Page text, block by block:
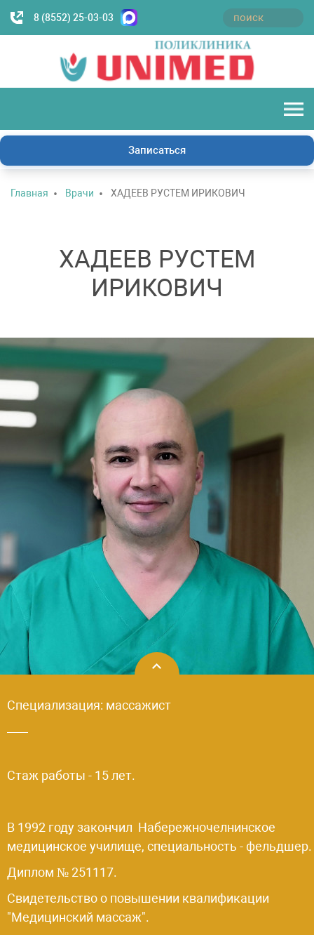
8 (8552) 25-03-03
Записаться
Главная Врачи ХАДЕЕВ РУСТЕМ ИРИКОВИЧ
ХАДЕЕВ РУСТЕМ
ИРИКОВИЧ
Специализация: массажист
Стаж работы - 15 лет.
В 1992 году закончил Набережночелнинское
медицинское училище, специальность - фельдшер.
Диплом № 251117.
Свидетельство о повышении квалификации
"Медицинский массаж".